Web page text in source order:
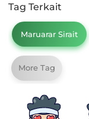
Tag Terkait
Maruarar Sirait
More Tag